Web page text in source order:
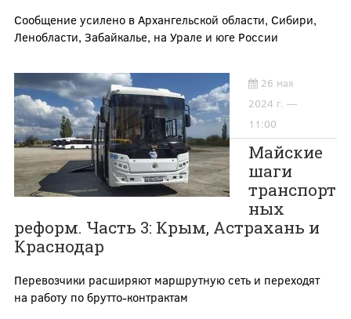
Сообщение усилено в Архангельской области, Сибири,
Ленобласти, Забайкалье, на Урале и юге России
26 мая
2024 г. —
11:00
Майские
шаги
транспорт
ных
реформ. Часть 3: Крым, Астрахань и
Краснодар
Перевозчики расширяют маршрутную сеть и переходят
на работу по брутто-контрактам